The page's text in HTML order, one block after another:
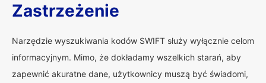
Zastrzeżenie
Narzędzie wyszukiwania kodów SWIFT służy wyłącznie celom
informacyjnym. Mimo, że dokładamy wszelkich starań, aby
zapewnić akuratne dane, użytkownicy muszą być świadomi,